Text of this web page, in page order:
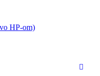
HP-om)